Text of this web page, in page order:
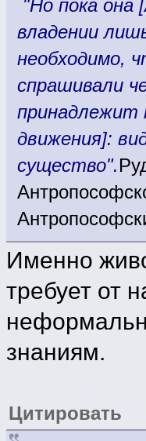
"Но пока она
владении
необходимо,
спрашивали
принадлежит
движения]:
существо".
Именно
требует от
знаниям.
Цитировать